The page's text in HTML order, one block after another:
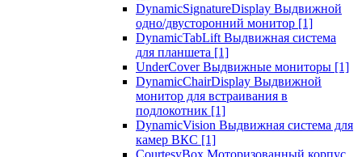
DynamicSignatureDisplay Выдвижной
одно/двусторонний монитор [1]
DynamicTabLift Выдвижная система
для планшета [1]
UnderCover Выдвижные мониторы [1]
DynamicChairDisplay Выдвижной
монитор для встраивания в
подлокотник [1]
DynamicVision Выдвижная система для
камер ВКС [1]
CourtesyBox Моторизованный корпус